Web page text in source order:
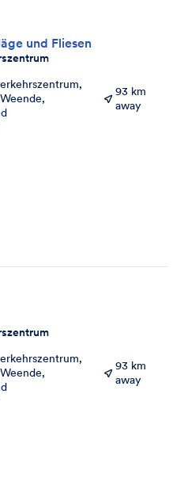
und Fliesen
93 km
away
93 km
away